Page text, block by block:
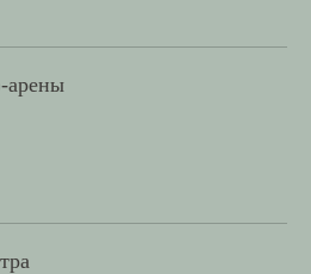
арены